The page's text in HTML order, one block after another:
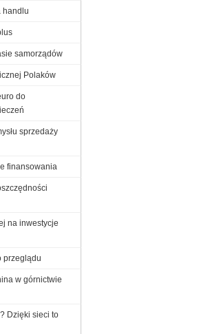
handlu
samorządów
Polaków
do
sprzedaży
finansowania
na inwestycje
przeglądu
w górnictwie
Dzięki sieci to